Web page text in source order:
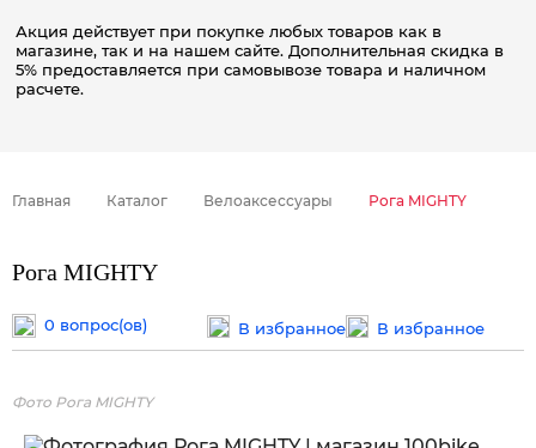
Акция действует при покупке любых товаров как в
магазине, так и на нашем сайте. Дополнительная скидка в
5% предоставляется при самовывозе товара и наличном
расчете.
Главная Каталог Велоаксессуары Рога MIGHTY
Рога MIGHTY
0 вопрос(ов) В избранное В избранное
Фото Рога MIGHTY